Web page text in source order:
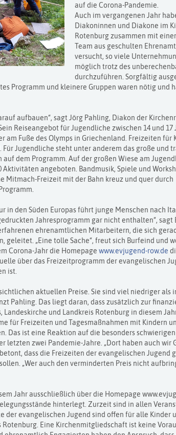
auf die Corona-Pandemie.
Auch im vergangenen Jahr
Diakoninnen und Diakone im
Rotenburg zusammen mit
Team aus geschulten
versucht, so viele
möglich trotz des
durchzuführen. Sorgfältig
Programm und kleinere Gruppen waren nötig und
aufbauen“, sagt Jörg Pahling, Diakon der
Reiseangebot für Jugendliche zwischen 14 und 17
am Fuße des Olymps in Griechenland. Freizeiten für
Für Jugendliche steht unter anderem das große und
auf dem Programm. Auf der großen Wiese am
Aktivitäten angeboten. Bandmusik, Spiele und
Mitmach-Freizeit mit der Bahn kreuz und quer durch
in den Süden Europas führt junge Menschen nach
Jahresprogramm gar nicht enthalten“, sagt
ehrenamtlichen Mitarbeitern, die sich
geleitet. „Eine tolle Sache“, freut sich Burfeind und
Corona-Jahr die Homepage www.evjugend-row.de
über das Freizeitprogramm der evangelischen
ist.
aktuellen Preise. Sie sind viel niedriger als
Pahling. Das liegt daran, dass zusätzlich zur
Landeskirche und Landkreis Rotenburg in diesem
für Freizeiten und Tagesmaßnahmen mit Kindern
Das ist eine Reaktion auf die besonders
letzten zwei Pandemie-Jahre. „Dort haben auch wir
dass die Freizeiten der evangelischen Jugend
„Wer auch den verminderten Preis nicht
Jahr ausschließlich über die Homepage
hinterlegt. Zurzeit sind in allen
der evangelischen Jugend sind offen für alle Kinder
Eine Kirchenmitgliedschaft ist keine